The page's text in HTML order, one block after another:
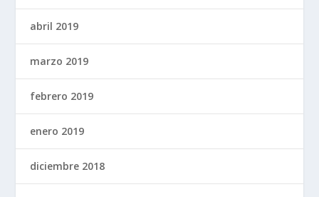
abril 2019
marzo 2019
febrero 2019
enero 2019
diciembre 2018